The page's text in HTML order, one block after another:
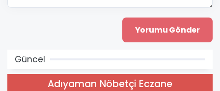
Güncel
Adıyaman Nöbetçi Eczane